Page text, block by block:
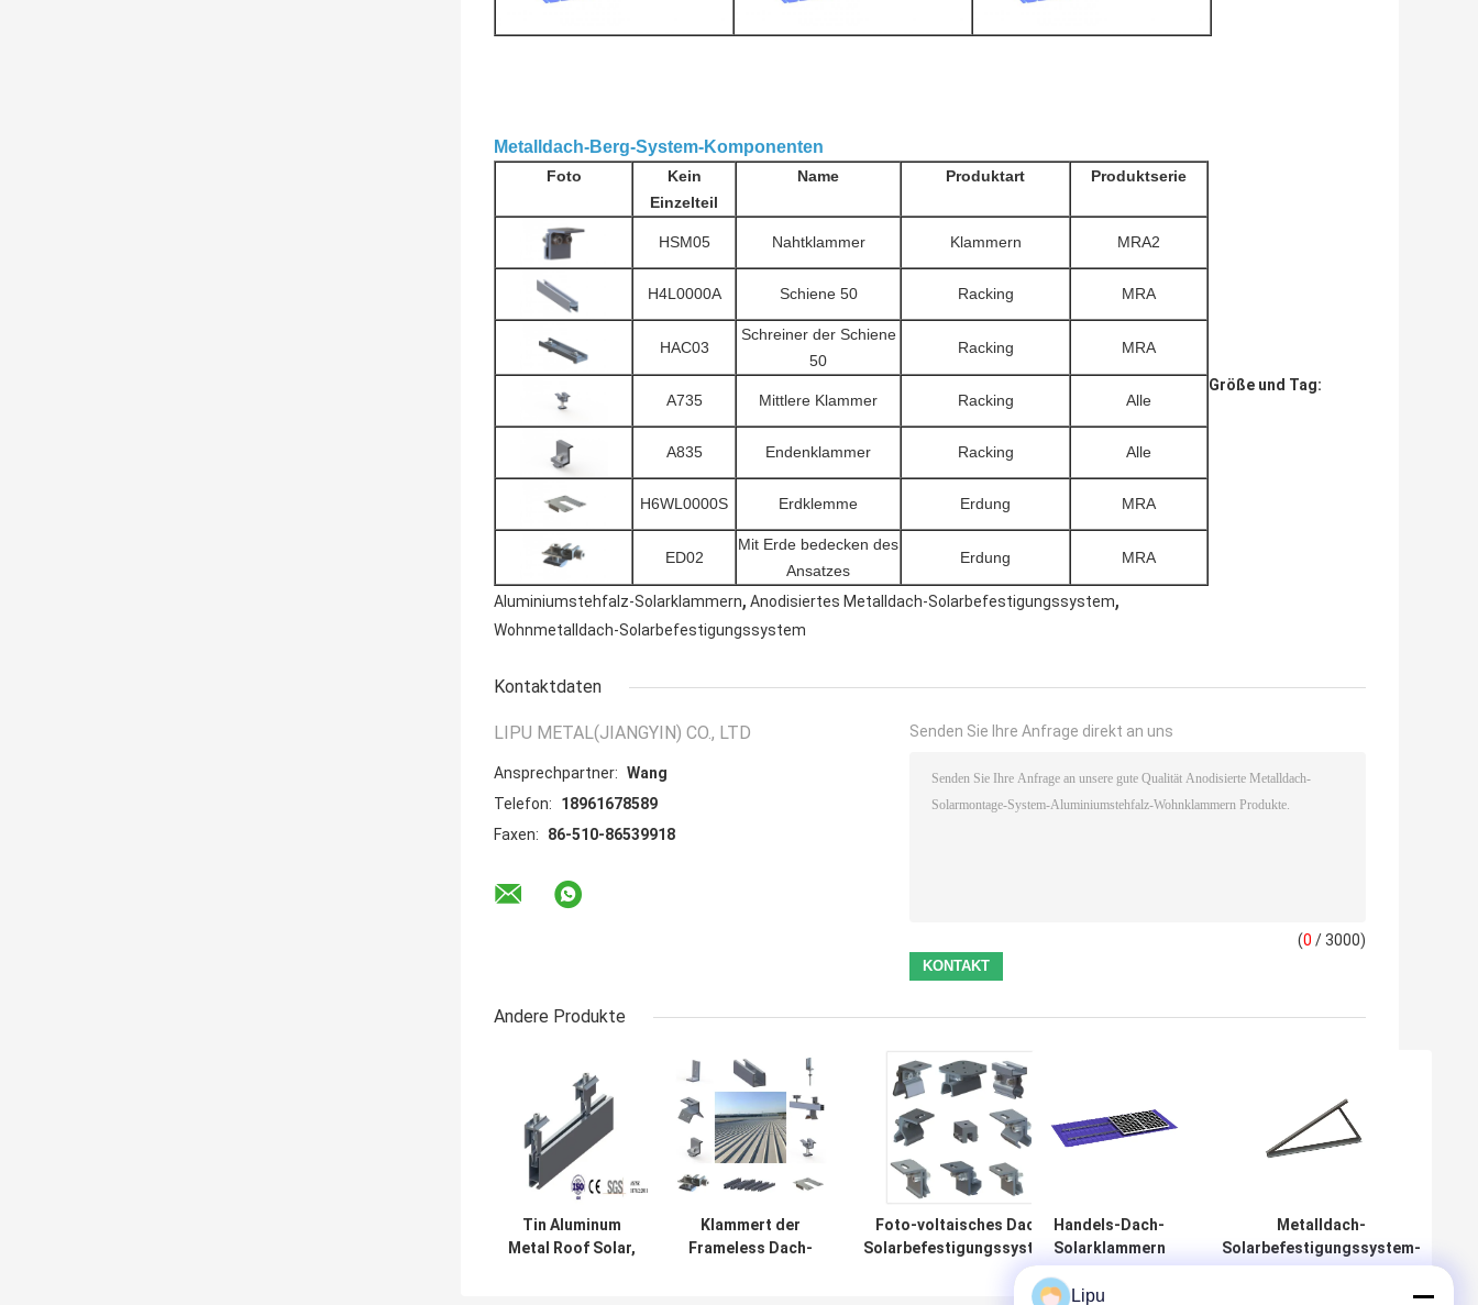
Metalldach-Berg-System-Komponenten
Foto
Kein
Einzelteil
Name Produktart Produktserie
HSM05 Nahtklammer Klammern MRA2
H4L0000A Schiene 50 Racking MRA
HAC03
Schreiner der Schiene
50
Racking MRA
A735 Mittlere Klammer Racking Alle
A835 Endenklammer Racking Alle
H6WL0000S Erdklemme Erdung MRA
ED02
Mit Erde bedecken des
Ansatzes
Erdung MRA
Größe und Tag:
Aluminiumstehfalz-Solarklammern, Anodisiertes Metalldach-Solarbefestigungssystem,
Wohnmetalldach-Solarbefestigungssystem
Kontaktdaten
LIPU METAL(JIANGYIN) CO., LTD
Ansprechpartner: Wang
Telefon:
18961678589
Faxen:
86-510-86539918
Senden Sie Ihre Anfrage direkt an uns
(0 / 3000)
Andere Produkte
Tin Aluminum
Metal Roof Solar,
Klammert der
Frameless Dach-
Foto-voltaisches Dach-
Solarbefestigungssystem-
Aluminiumzinn des
Handels-Dach-
Solarklammern
photo-
voltaisches Tin
Metalldach-
Solarbefestigungssystem-
justierbarer Stehfalz des
Lipu